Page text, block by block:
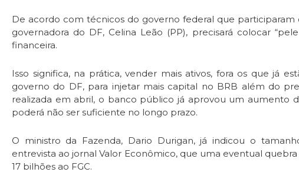
De acordo com técnicos do governo federal que
governadora do DF, Celina Leão (PP), precisará colocar
financeira.
Isso significa, na prática, vender mais ativos, fora os que já
governo do DF, para injetar mais capital no BRB além do
realizada em abril, o banco público já aprovou um aumento
poderá não ser suficiente no longo prazo.
O ministro da Fazenda, Dario Durigan, já indicou o
entrevista ao jornal Valor Econômico, que uma eventual
17 bilhões ao FGC.